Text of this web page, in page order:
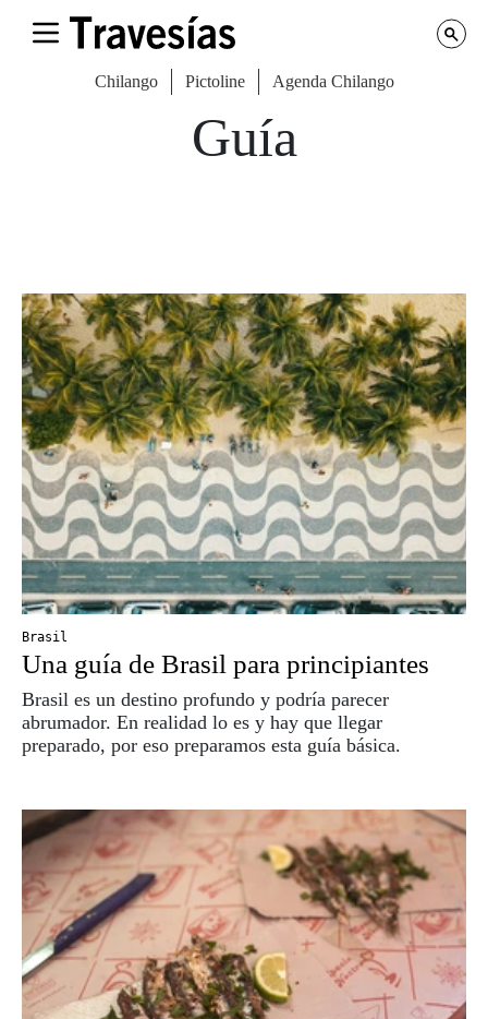
Chilango Pictoline Agenda Chilango
Guía
Brasil
Una guía de Brasil para principiantes
Brasil es un destino profundo y podría parecer
abrumador. En realidad lo es y hay que llegar
preparado, por eso preparamos esta guía básica.